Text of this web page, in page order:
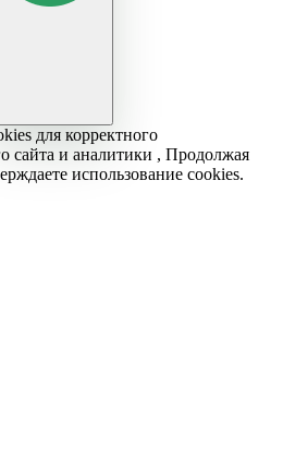
для корректного
сайта и аналитики , Продолжая
использование cookies.